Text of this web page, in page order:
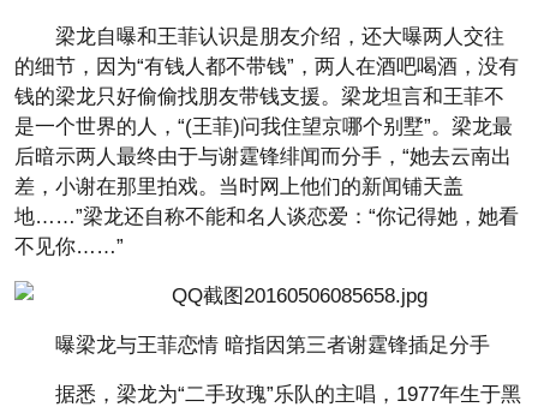
梁龙自曝和王菲认识是朋友介绍，还大曝两人交往
的细节，因为“有钱人都不带钱”，两人在酒吧喝酒，没有
钱的梁龙只好偷偷找朋友带钱支援。梁龙坦言和王菲不
是一个世界的人，“(王菲)问我住望京哪个别墅”。梁龙最
后暗示两人最终由于与谢霆锋绯闻而分手，“她去云南出
差，小谢在那里拍戏。当时网上他们的新闻铺天盖
地……”梁龙还自称不能和名人谈恋爱：“你记得她，她看
不见你……”
曝梁龙与王菲恋情 暗指因第三者谢霆锋插足分手
据悉，梁龙为“二手玫瑰”乐队的主唱，1977年生于黑